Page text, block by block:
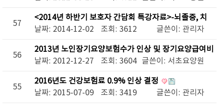
57
<2014년 하반기 보호자 간담회 특강자료>-뇌졸중, 치
매진단부터 예방까지
날짜: 2014-12-02 조회: 3612 글쓴이: 관리자
56
2013년 노인장기요양보험수가 인상 및 장기요양급여비
납부확인서 발급 안내
날짜: 2012-12-27 조회: 3604 글쓴이: 서초요양원
55
2016년도 건강보험료 0.9% 인상 결정
날짜: 2015-07-09
조회: 3419 글쓴이: 관리자